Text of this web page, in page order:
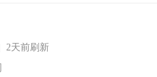
2天前刷新